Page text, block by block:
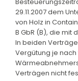
29.11.2007 dem
von Holz in
B GbR (B), die
In beiden
Vergütung je
Verträgen nicht